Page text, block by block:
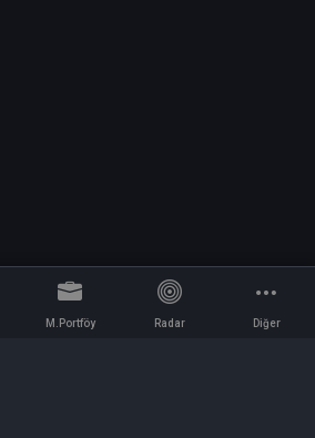
M.Portföy Radar Diğer